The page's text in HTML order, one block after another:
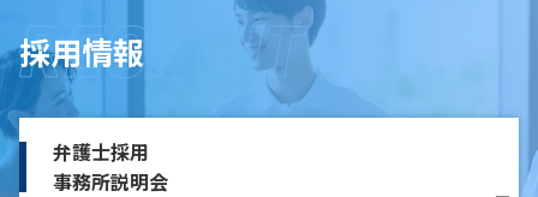
採用情報
弁護士採用
事務所説明会